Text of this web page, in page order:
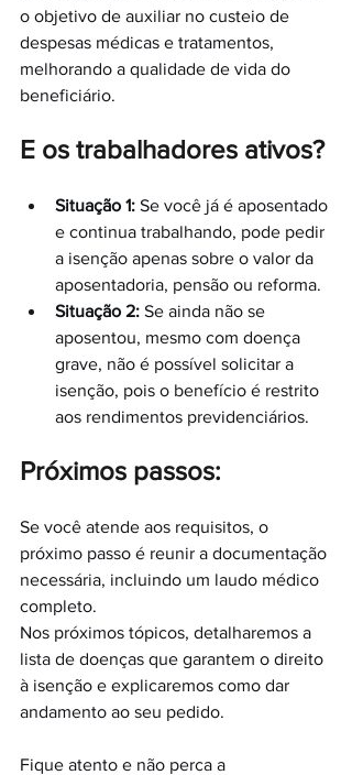
o objetivo de auxiliar no custeio de
despesas médicas e tratamentos,
melhorando a qualidade de vida do
beneficiário.
E os trabalhadores ativos?
Situação 1: Se você já é aposentado
e continua trabalhando, pode pedir
a isenção apenas sobre o valor da
aposentadoria, pensão ou reforma.
Situação 2: Se ainda não se
aposentou, mesmo com doença
grave, não é possível solicitar a
isenção, pois o benefício é restrito
aos rendimentos previdenciários.
Próximos passos:
Se você atende aos requisitos, o
próximo passo é reunir a documentação
necessária, incluindo um laudo médico
completo.
Nos próximos tópicos, detalharemos a
lista de doenças que garantem o direito
à isenção e explicaremos como dar
andamento ao seu pedido.
Fique atento e não perca a